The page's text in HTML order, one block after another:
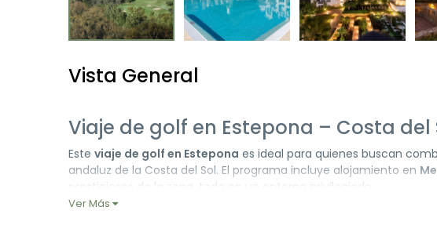
Vista General
Viaje de golf en Estepona – Costa del
Este viaje de golf en Estepona es ideal para quienes buscan
andaluz de la Costa del Sol. El programa incluye alojamiento en
prestigiosos de la zona, todo en un entorno privilegiado.
Por un lado,
Ver Más